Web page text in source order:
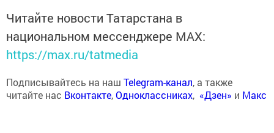
Читайте новости Татарстана в
национальном мессенджере MАХ:
https://max.ru/tatmedia
Подписывайтесь на наш Telegram-канал, а также
читайте нас Вконтакте,Одноклассниках, «Дзен» и Макс